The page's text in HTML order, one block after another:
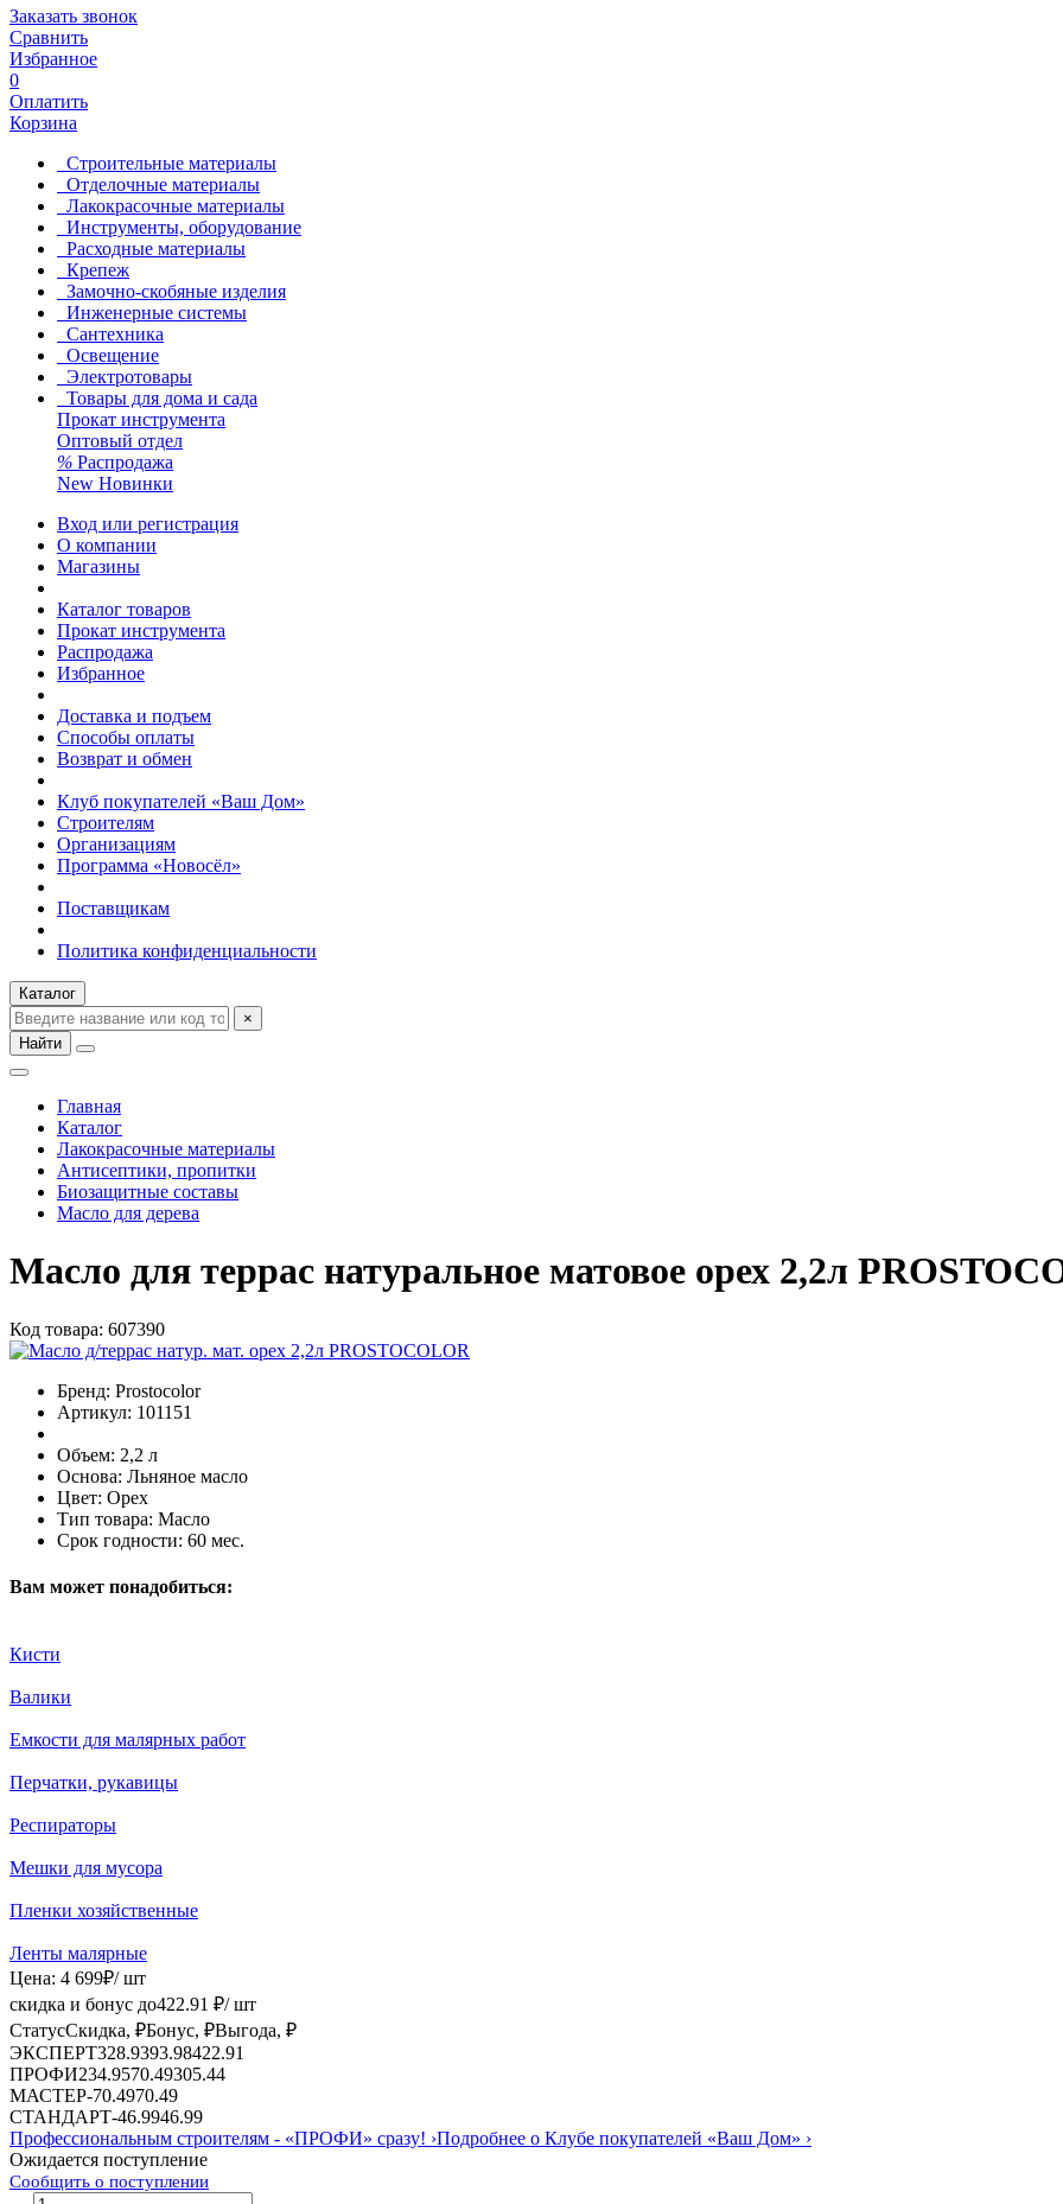
Заказать звонок
Сравнить
Избранное
0
Оплатить
Корзина
Строительные материалы
Отделочные материалы
Лакокрасочные материалы
Инструменты, оборудование
Расходные материалы
Крепеж
Замочно-скобяные изделия
Инженерные системы
Сантехника
Освещение
Электротовары
Товары для дома и сада
Прокат инструмента
Оптовый отдел
% Распродажа
New Новинки
Вход или регистрация
О компании
Магазины
Каталог товаров
Прокат инструмента
Распродажа
Избранное
Доставка и подъем
Способы оплаты
Возврат и обмен
Клуб покупателей «Ваш Дом»
Строителям
Организациям
Программа «Новосёл»
Поставщикам
Политика конфиденциальности
Каталог
×
Найти
Главная
Каталог
Лакокрасочные материалы
Антисептики, пропитки
Биозащитные составы
Масло для дерева
Масло для террас натуральное матовое орех 2,2л
Код товара: 607390
Бренд: Prostocolor
Артикул: 101151
Объем: 2,2 л
Основа: Льняное масло
Цвет: Орех
Тип товара: Масло
Срок годности: 60 мес.
Вам может понадобиться:
Кисти
Валики
Емкости для малярных работ
Перчатки, рукавицы
Респираторы
Мешки для мусора
Пленки хозяйственные
Ленты малярные
Цена: 4 699₽/ шт
скидка и бонус до422.91 ₽/ шт
СтатусСкидка, ₽Бонус, ₽Выгода, ₽
ЭКСПЕРТ328.9393.98422.91
ПРОФИ234.9570.49305.44
МАСТЕР-70.4970.49
СТАНДАРТ-46.9946.99
Профессиональным строителям - «ПРОФИ» сразу! ›Подробнее о Клубе покупателей «Ваш Дом» ›
Ожидается поступление
Сообщить о поступлении